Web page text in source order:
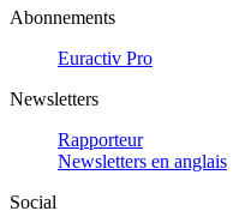
Abonnements
Euractiv Pro
Newsletters
Rapporteur
Newsletters en anglais
Social